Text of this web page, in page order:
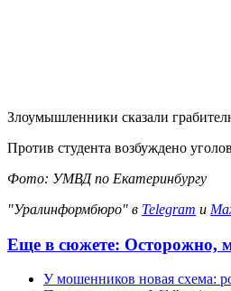
Злоумышленники сказали
Против студента возбуждено
Фото: УМВД по Екатеринбургу
"Уралинформбюро" в Telegram и
Еще в сюжете: Осторожно,
У мошенников новая схема: